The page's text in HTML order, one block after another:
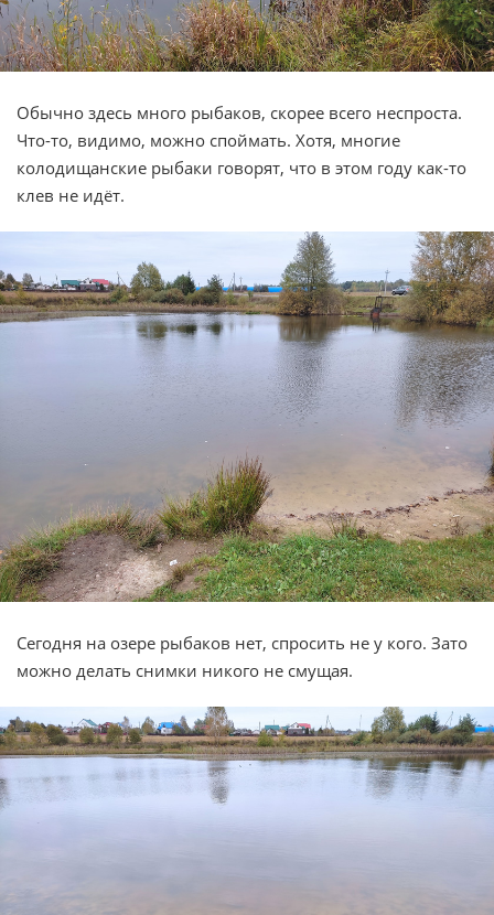
Обычно здесь много рыбаков, скорее всего неспроста.
Что-то, видимо, можно споймать. Хотя, многие
колодищанские рыбаки говорят, что в этом году как-то
клев не идёт.
Сегодня на озере рыбаков нет, спросить не у кого. Зато
можно делать снимки никого не смущая.